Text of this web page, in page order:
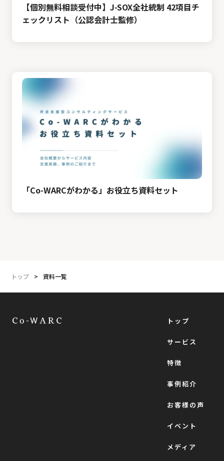
【個別無料相談受付中】J-SOX全社統制 42項目チ
ェックリスト（公認会計士監修）
「Co-WARCがわかる」お役立ち資料セット
トップ > 資料一覧
トップ
サービス
特徴
事例紹介
お客様の声
イベント
メディア